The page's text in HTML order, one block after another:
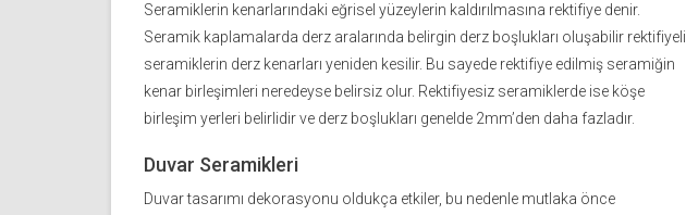
Seramiklerin kenarlarındaki eğrisel yüzeylerin kaldırılmasına rektifiye denir.
Seramik kaplamalarda derz aralarında belirgin derz boşlukları oluşabilir rektifiyeli
seramiklerin derz kenarları yeniden kesilir. Bu sayede rektifiye edilmiş seramiğin
kenar birleşimleri neredeyse belirsiz olur. Rektifiyesiz seramiklerde ise köşe
birleşim yerleri belirlidir ve derz boşlukları genelde 2mm’den daha fazladır.
Duvar Seramikleri
Duvar tasarımı dekorasyonu oldukça etkiler, bu nedenle mutlaka önce